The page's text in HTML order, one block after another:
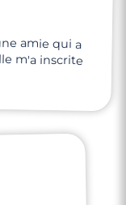
amie qui a
m'a inscrite